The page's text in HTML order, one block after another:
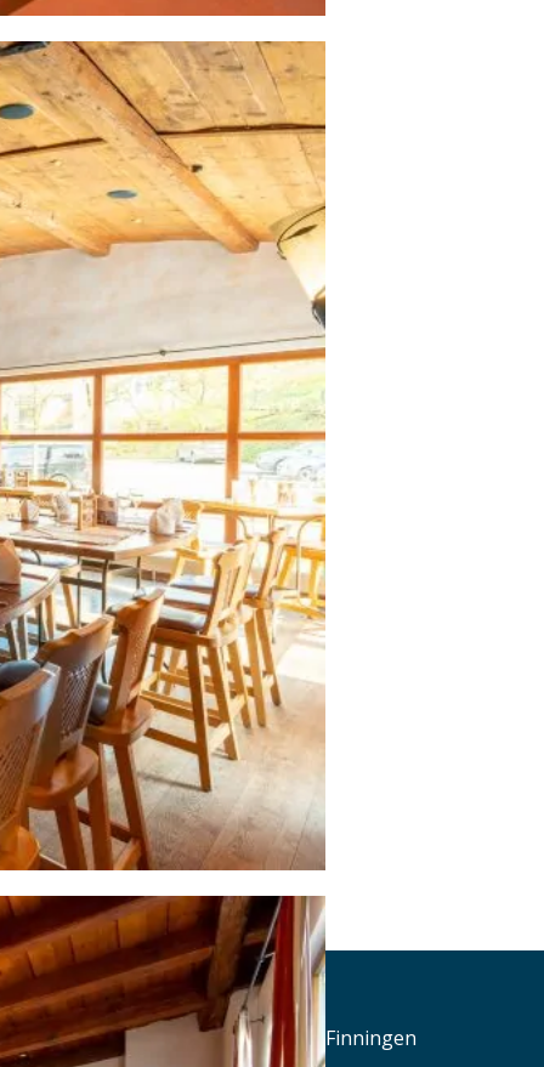
Hotel-Restaurant Hirsch
Dorfstraße 4, 89233 Neu-Ulm / Finningen